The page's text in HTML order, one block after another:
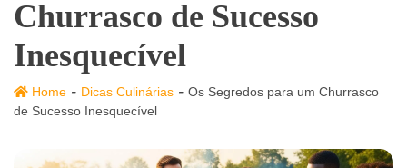
Churrasco de Sucesso
Inesquecível
Home - Dicas Culinárias - Os Segredos para um Churrasco
de Sucesso Inesquecível